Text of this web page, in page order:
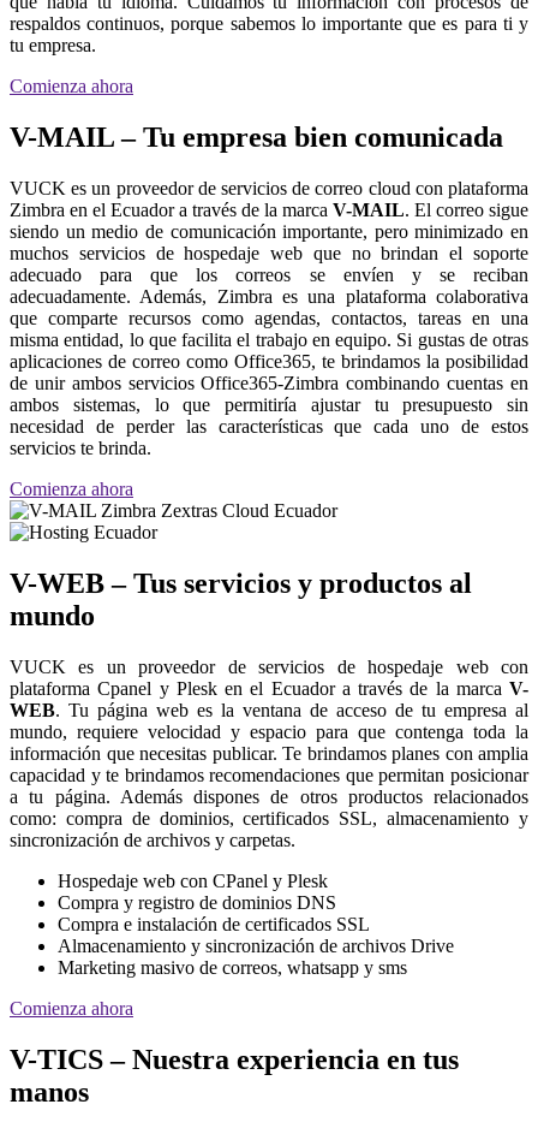
respaldos continuos, porque sabemos lo importante que es para ti y
tu empresa.
Comienza ahora
V-MAIL – Tu empresa bien comunicada
VUCK es un proveedor de servicios de correo cloud con plataforma
Zimbra en el Ecuador a través de la marca V-MAIL. El correo sigue
siendo un medio de comunicación importante, pero minimizado en
muchos servicios de hospedaje web que no brindan el soporte
adecuado para que los correos se envíen y se reciban
adecuadamente. Además, Zimbra es una plataforma colaborativa
que comparte recursos como agendas, contactos, tareas en una
misma entidad, lo que facilita el trabajo en equipo. Si gustas de otras
aplicaciones de correo como Office365, te brindamos la posibilidad
de unir ambos servicios Office365-Zimbra combinando cuentas en
ambos sistemas, lo que permitiría ajustar tu presupuesto sin
necesidad de perder las características que cada uno de estos
servicios te brinda.
Comienza ahora
V-WEB – Tus servicios y productos al
mundo
VUCK es un proveedor de servicios de hospedaje web con
plataforma Cpanel y Plesk en el Ecuador a través de la marca V-
WEB. Tu página web es la ventana de acceso de tu empresa al
mundo, requiere velocidad y espacio para que contenga toda la
información que necesitas publicar. Te brindamos planes con amplia
capacidad y te brindamos recomendaciones que permitan posicionar
a tu página. Además dispones de otros productos relacionados
como: compra de dominios, certificados SSL, almacenamiento y
sincronización de archivos y carpetas.
Hospedaje web con CPanel y Plesk
Compra y registro de dominios DNS
Compra e instalación de certificados SSL
Almacenamiento y sincronización de archivos Drive
Marketing masivo de correos, whatsapp y sms
Comienza ahora
V-TICS – Nuestra experiencia en tus
manos